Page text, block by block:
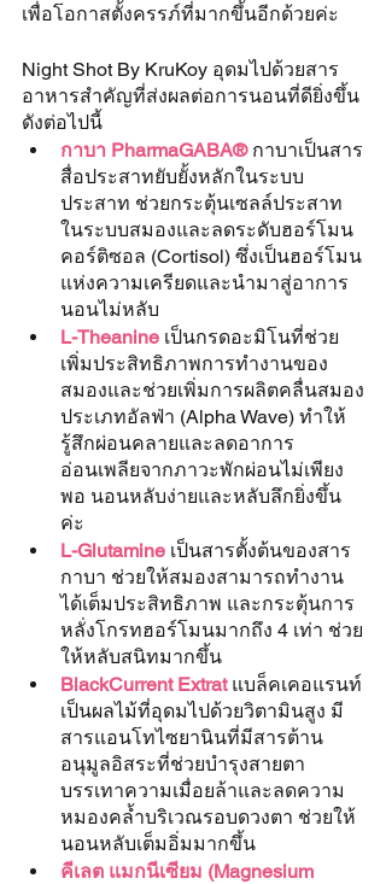
เพื่อโอกาสตั้งครรภ์ที่มากขึ้นอีกด้วยค่ะ
Night Shot By KruKoy อุดมไปด้วยสาร
อาหารสำคัญที่ส่งผลต่อการนอนที่ดียิ่งขึ้น
ดังต่อไปนี้
กาบา PharmaGABA® กาบาเป็นสาร
สื่อประสาทยับยั้งหลักในระบบ
ประสาท ช่วยกระตุ้นเซลล์ประสาท
ในระบบสมองและลดระดับฮอร์โมน
คอร์ติซอล (Cortisol) ซึ่งเป็นฮอร์โมน
แห่งความเครียดและนำมาสู่อาการ
นอนไม่หลับ
L-Theanine เป็นกรดอะมิโนที่ช่วย
เพิ่มประสิทธิภาพการทำงานของ
สมองและช่วยเพิ่มการผลิตคลื่นสมอง
ประเภทอัลฟ่า (Alpha Wave) ทำให้
รู้สึกผ่อนคลายและลดอาการ
อ่อนเพลียจากภาวะพักผ่อนไม่เพียง
พอ นอนหลับง่ายและหลับลึกยิ่งขึ้น
ค่ะ
L-Glutamine เป็นสารตั้งต้นของสาร
กาบา ช่วยให้สมองสามารถทำงาน
ได้เต็มประสิทธิภาพ และกระตุ้นการ
หลั่งโกรทฮอร์โมนมากถึง 4 เท่า ช่วย
ให้หลับสนิทมากขึ้น
BlackCurrent Extrat แบล็คเคอแรนท์
เป็นผลไม้ที่อุดมไปด้วยวิตามินสูง มี
สารแอนโทไซยานินที่มีสารต้าน
อนุมูลอิสระที่ช่วยบำรุงสายตา
บรรเทาความเมื่อยล้าและลดความ
หมองคล้ำบริเวณรอบดวงตา ช่วยให้
นอนหลับเต็มอิ่มมากขึ้น
คีเลต แมกนีเซียม (Magnesium